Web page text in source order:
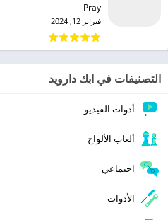
Pray‏
فبراير 12, 2024
التصنيفات في ابك دارويد
أدوات الفيديو
ألعاب الألواح
اجتماعي
الأدوات